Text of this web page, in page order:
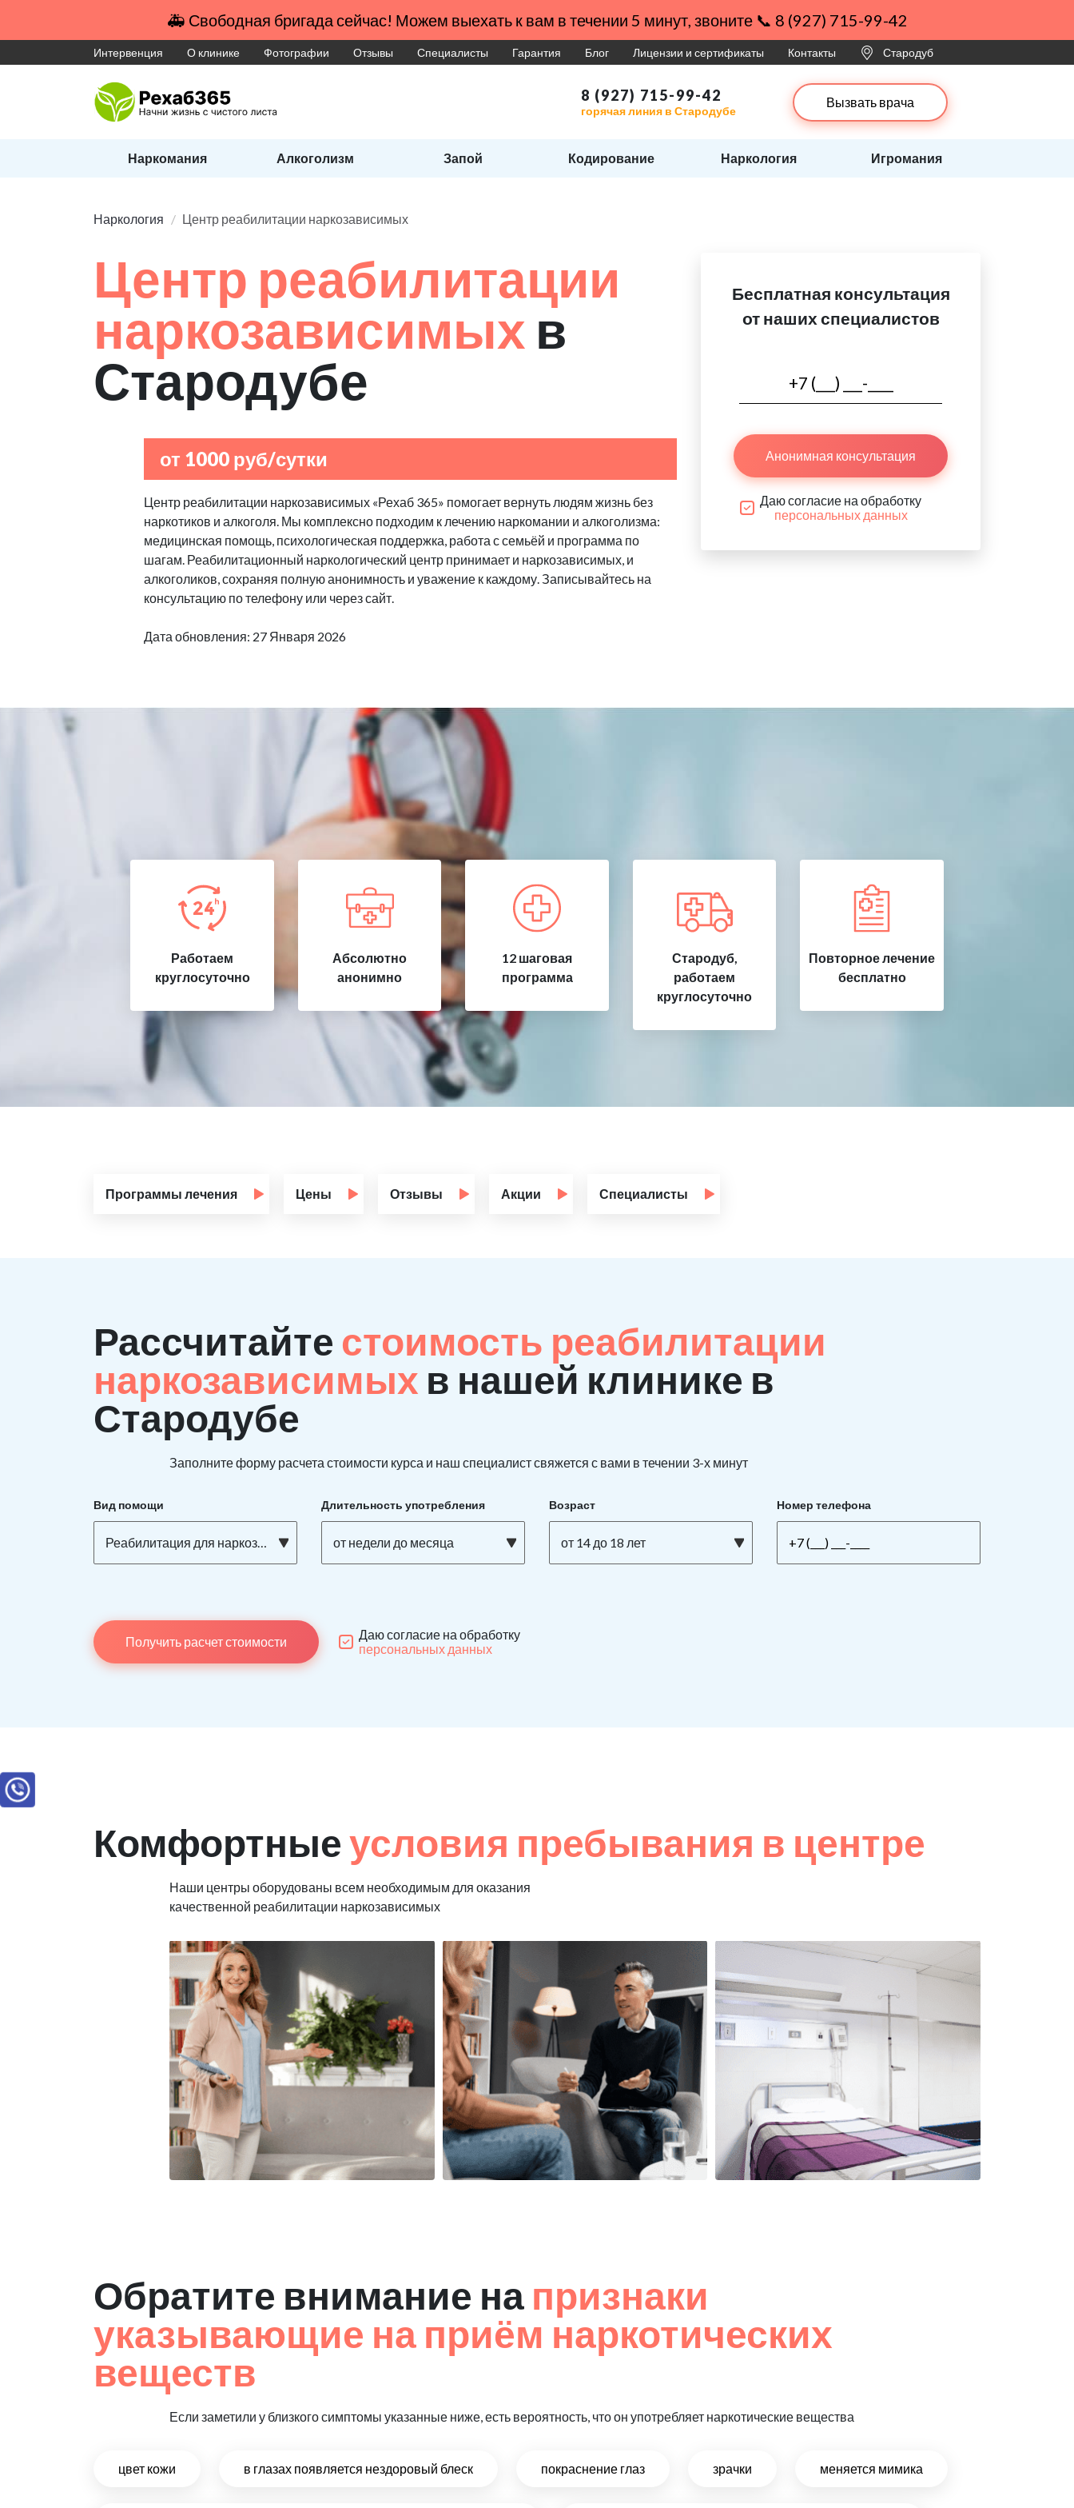
🚑 Свободная бригада сейчас! Можем выехать к вам в течении 5 минут, звоните 📞 8 (927) 715-99-42
Интервенция О клинике Фотографии Отзывы Специалисты Гарантия Блог Лицензии и сертификаты Контакты Стародуб
8 (927) 715-99-42
горячая линия в Стародубе
Вызвать врача
Наркомания Алкоголизм Запой Кодирование Наркология Игромания
Наркология Центр реабилитации наркозависимых
Центр реабилитации
наркозависимых в
Стародубе
от 1000 руб/сутки
Центр реабилитации наркозависимых «Рехаб 365» помогает вернуть людям жизнь без
наркотиков и алкоголя. Мы комплексно подходим к лечению наркомании и алкоголизма:
медицинская помощь, психологическая поддержка, работа с семьёй и программа по
шагам. Реабилитационный наркологический центр принимает и наркозависимых, и
алкоголиков, сохраняя полную анонимность и уважение к каждому. Записывайтесь на
консультацию по телефону или через сайт.
Дата обновления: 27 Января 2026
Бесплатная консультация
от наших специалистов
Анонимная консультация
Даю согласие на обработку
персональных данных
Работаем
круглосуточно
Абсолютно
анонимно
12 шаговая
программа
Стародуб,
работаем
круглосуточно
Повторное лечение
бесплатно
Программы лечения Цены Отзывы Акции Специалисты
Рассчитайте стоимость реабилитации
наркозависимых в нашей клинике в
Стародубе
Заполните форму расчета стоимости курса и наш специалист свяжется с вами в течении 3-х минут
Вид помощи
Реабилитация для наркозависимых
Длительность употребления
от недели до месяца
Возраст
от 14 до 18 лет
Номер телефона
Получить расчет стоимости
Даю согласие на обработку
персональных данных
Комфортныеусловия пребывания в центре
Наши центры оборудованы всем необходимым для оказания
качественной реабилитации наркозависимых
Обратите внимание на признаки
указывающие на приём наркотических
веществ
Если заметили у близкого симптомы указанные ниже, есть вероятность, что он употребляет наркотические вещества
цвет кожи в глазах появляется нездоровый блеск покраснение глаз зрачки меняется мимика